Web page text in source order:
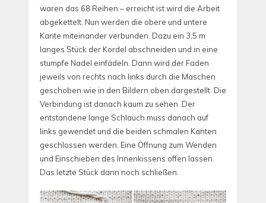
waren das 68 Reihen – erreicht ist wird die Arbeit
abgekettelt. Nun werden die obere und untere
Kante miteinander verbunden. Dazu ein 3,5 m
langes Stück der Kordel abschneiden und in eine
stumpfe Nadel einfädeln. Dann wird der Faden
jeweils von rechts nach links durch die Maschen
geschoben wie in den Bildern oben dargestellt. Die
Verbindung ist danach kaum zu sehen. Der
entstandene lange Schlauch muss danach auf
links gewendet und die beiden schmalen Kanten
geschlossen werden. Eine Öffnung zum Wenden
und Einschieben des Innenkissens offen lassen.
Das letzte Stück dann noch schließen.